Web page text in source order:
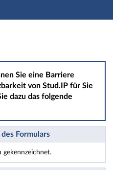
Sie eine Barriere
von Stud.IP für Sie
dazu das folgende
Formulars
gekennzeichnet.